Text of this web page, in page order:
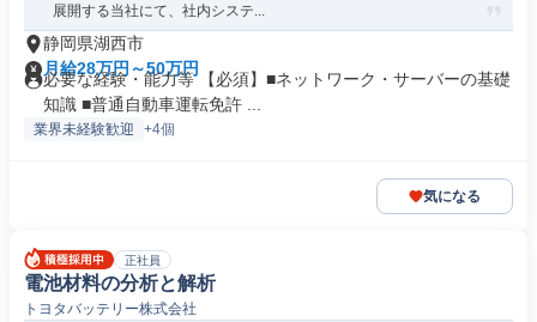
展開する当社にて、社内システ...
静岡県湖西市
月給28万円～50万円
必要な経験・能力等 【必須】■ネットワーク・サーバーの基礎
知識 ■普通自動車運転免許 ...
業界未経験歓迎 +4個
気になる
正社員
電池材料の分析と解析
トヨタバッテリー株式会社